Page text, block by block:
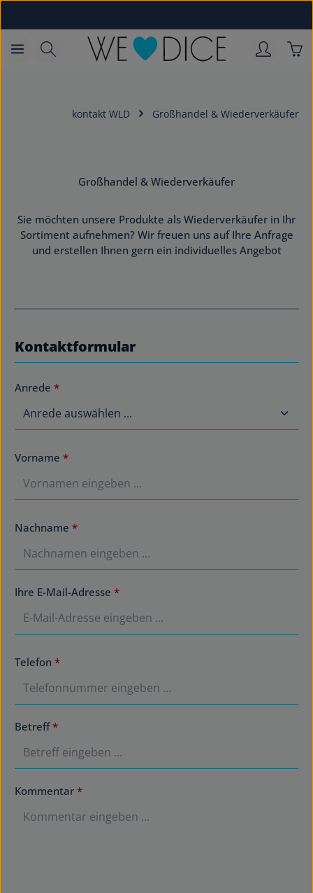
kontakt WLD Großhandel & Wiederverkäufer
Großhandel & Wiederverkäufer
Sie möchten unsere Produkte als Wiederverkäufer in Ihr
Sortiment aufnehmen? Wir freuen uns auf Ihre Anfrage
und erstellen Ihnen gern ein individuelles Angebot
Kontaktformular
Anrede *
Vorname *
Nachname *
Ihre E-Mail-Adresse *
Telefon *
Betreff*
Kommentar *